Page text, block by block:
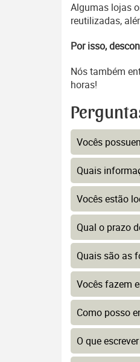
Algumas lojas
reutilizadas,
Por isso,
Nós também
horas!
Vocês
Quais
Vocês estão
Qual o prazo
Quais são as
Vocês fazem
Como posso
O que